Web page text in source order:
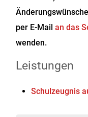
per E-Mailan das
wenden.
Leistungen
Schulzeugnis